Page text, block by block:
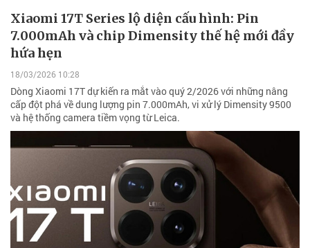
Xiaomi 17T Series lộ diện cấu hình: Pin
7.000mAh và chip Dimensity thế hệ mới đầy
hứa hẹn
18/03/2026 10:28
Dòng Xiaomi 17T dự kiến ra mắt vào quý 2/2026 với những nâng
cấp đột phá về dung lượng pin 7.000mAh, vi xử lý Dimensity 9500
và hệ thống camera tiềm vọng từ Leica.